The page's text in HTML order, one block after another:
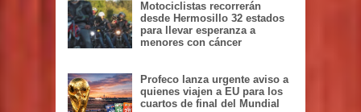
Motociclistas recorrerán
desde Hermosillo 32 estados
para llevar esperanza a
menores con cáncer
Profeco lanza urgente aviso a
quienes viajen a EU para los
cuartos de final del Mundial